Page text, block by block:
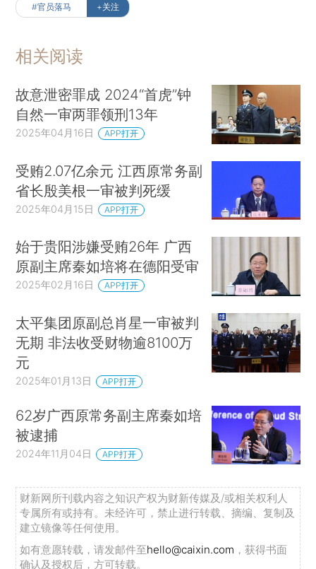
#官员落马 +关注
相关阅读
故意泄密罪成 2024“首虎”钟
自然一审两罪领刑13年
2025年04月16日 APP打开
受贿2.07亿余元 江西原常务副
省长殷美根一审被判死缓
2025年04月15日 APP打开
始于贵阳涉嫌受贿26年 广西
原副主席秦如培将在德阳受审
2025年02月16日 APP打开
太平集团原副总肖星一审被判
无期 非法收受财物逾8100万
元
2025年01月13日 APP打开
62岁广西原常务副主席秦如培
被逮捕
2024年11月04日 APP打开
财新网所刊载内容之知识产权为财新传媒及/或相关权利人
专属所有或持有。未经许可，禁止进行转载、摘编、复制及
建立镜像等任何使用。
如有意愿转载，请发邮件至hello@caixin.com ，获得书面
确认及授权后，方可转载。